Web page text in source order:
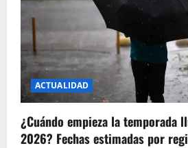
a
t
i
o
n
ACTUALIDAD
¿Cuándo empieza la temporada
2026? Fechas estimadas por